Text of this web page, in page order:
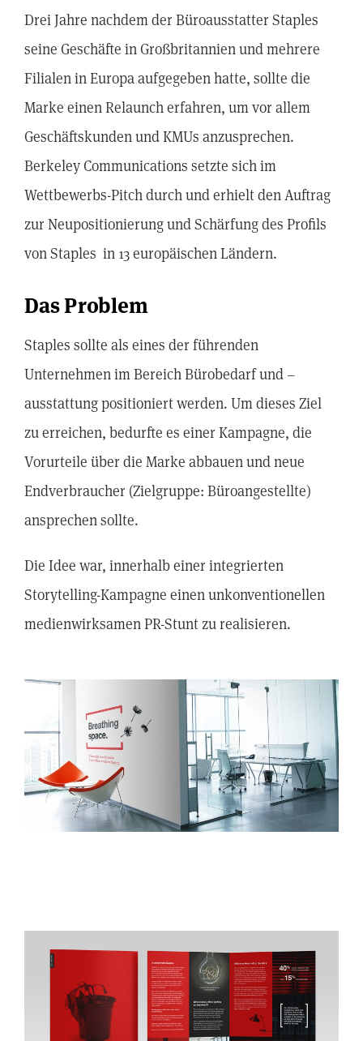
Drei Jahre nachdem der Büroausstatter Staples
seine Geschäfte in Großbritannien und mehrere
Filialen in Europa aufgegeben hatte, sollte die
Marke einen Relaunch erfahren, um vor allem
Geschäftskunden und KMUs anzusprechen.
Berkeley Communications setzte sich im
Wettbewerbs-Pitch durch und erhielt den Auftrag
zur Neupositionierung und Schärfung des Profils
von Staples in 13 europäischen Ländern.
Das Problem
Staples sollte als eines der führenden
Unternehmen im Bereich Bürobedarf und –
ausstattung positioniert werden. Um dieses Ziel
zu erreichen, bedurfte es einer Kampagne, die
Vorurteile über die Marke abbauen und neue
Endverbraucher (Zielgruppe: Büroangestellte)
ansprechen sollte.
Die Idee war, innerhalb einer integrierten
Storytelling-Kampagne einen unkonventionellen
medienwirksamen PR-Stunt zu realisieren.